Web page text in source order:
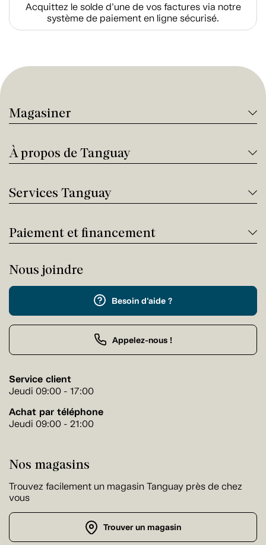
Acquittez le solde d’une de vos factures via notre
système de paiement en ligne sécurisé.
Magasiner
À propos de Tanguay
Services Tanguay
Paiement et financement
Nous joindre
Besoin d'aide ?
Appelez-nous !
Service client
Jeudi 09:00 - 17:00
Achat par téléphone
Jeudi 09:00 - 21:00
Nos magasins
Trouvez facilement un magasin Tanguay près de chez
vous
Trouver un magasin